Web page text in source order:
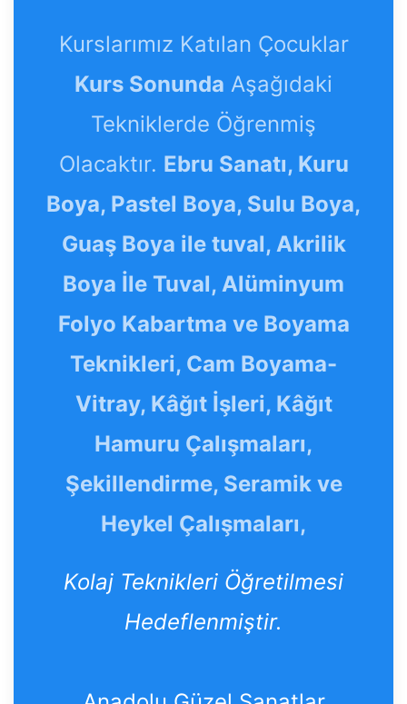
Kurslarımız Katılan Çocuklar
Kurs Sonunda Aşağıdaki
Tekniklerde Öğrenmiş
Olacaktır. Ebru Sanatı, Kuru
Boya, Pastel Boya, Sulu Boya,
Guaş Boya ile tuval, Akrilik
Boya İle Tuval, Alüminyum
Folyo Kabartma ve Boyama
Teknikleri, Cam Boyama-
Vitray, Kâğıt İşleri, Kâğıt
Hamuru Çalışmaları,
Şekillendirme, Seramik ve
Heykel Çalışmaları,
Kolaj Teknikleri Öğretilmesi
Hedeflenmiştir.